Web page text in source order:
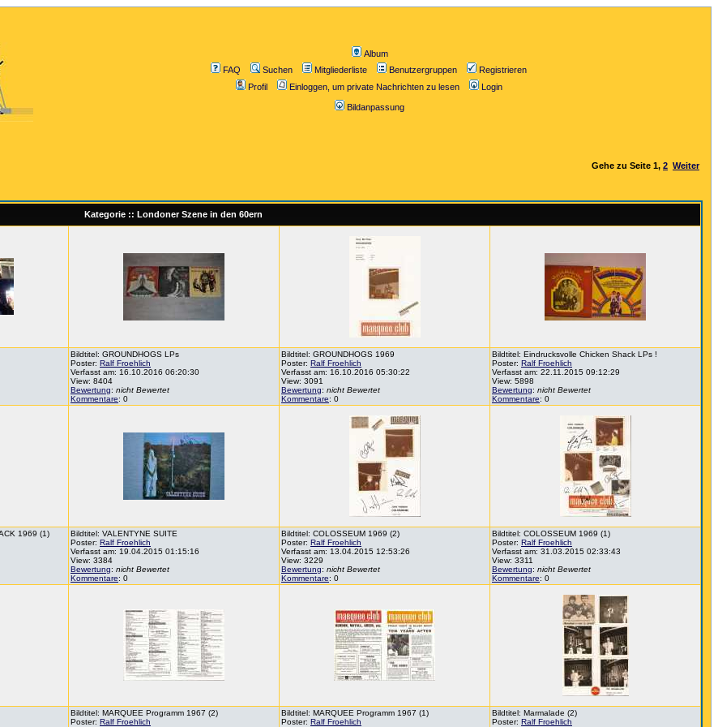
Album
FAQ
Suchen Mitgliederliste Benutzergruppen
Registrieren
Profil
Einloggen, um private Nachrichten zu lesen Login
Bildanpassung
Gehe zu Seite 1, 2 Weiter
Kategorie :: Londoner Szene in den 60ern
Bildtitel: GROUNDHOGS LPs
Poster: Ralf Froehlich
Verfasst am: 16.10.2016 06:20:30
View: 8404
Bewertung: nicht Bewertet
Kommentare: 0
Bildtitel: GROUNDHOGS 1969
Poster: Ralf Froehlich
Verfasst am: 16.10.2016 05:30:22
View: 3091
Bewertung: nicht Bewertet
Kommentare: 0
Bildtitel: Eindrucksvolle Chicken Shack LPs !
Poster: Ralf Froehlich
Verfasst am: 22.11.2015 09:12:29
View: 5898
Bewertung: nicht Bewertet
Kommentare: 0
1969 (1)
Bildtitel: VALENTYNE SUITE
Poster: Ralf Froehlich
Verfasst am: 19.04.2015 01:15:16
View: 3384
Bewertung: nicht Bewertet
Kommentare: 0
Bildtitel: COLOSSEUM 1969 (2)
Poster: Ralf Froehlich
Verfasst am: 13.04.2015 12:53:26
View: 3229
Bewertung: nicht Bewertet
Kommentare: 0
Bildtitel: COLOSSEUM 1969 (1)
Poster: Ralf Froehlich
Verfasst am: 31.03.2015 02:33:43
View: 3311
Bewertung: nicht Bewertet
Kommentare: 0
Bildtitel: MARQUEE Programm 1967 (2)
Poster: Ralf Froehlich
Bildtitel: MARQUEE Programm 1967 (1)
Poster: Ralf Froehlich
Bildtitel: Marmalade (2)
Poster: Ralf Froehlich